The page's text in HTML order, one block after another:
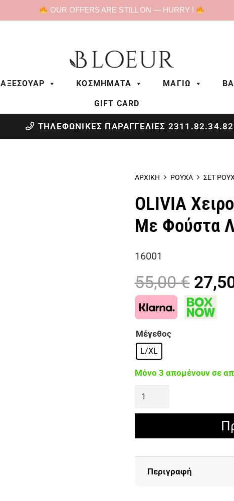
OUR OFFERS ARE STILL ON — HURRY !
ΑΞΕΣΟΥΑΡ ΚΟΣΜΗΜΑΤΑ ΜΑΓΙΩ
GIFT CARD
ΤΗΛΕΦΩΝΙΚΕΣ ΠΑΡΑΓΓΕΛΙΕΣ 2311.82.34.82
ΑΡΧΙΚΗ ΡΟΥΧΑ ΣΕΤ
OLIVIA
Με Φούστα
16001
55,00€
price
was:
55,00
Μέγεθος
L/XL
Μόνο 3 απομένουν σε
OLIVIA
Περιγραφή